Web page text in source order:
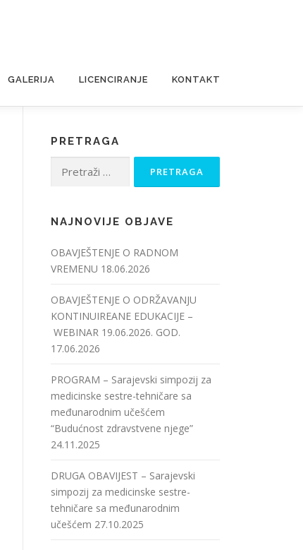
GALERIJA LICENCIRANJE KONTAKT
PRETRAGA
NAJNOVIJE OBJAVE
OBAVJEŠTENJE O RADNOM
VREMENU 18.06.2026
OBAVJEŠTENJE O ODRŽAVANJU
KONTINUIREANE EDUKACIJE –
WEBINAR 19.06.2026. GOD.
17.06.2026
PROGRAM – Sarajevski simpozij za
medicinske sestre-tehničare sa
međunarodnim učešćem
“Budućnost zdravstvene njege”
24.11.2025
DRUGA OBAVIJEST – Sarajevski
simpozij za medicinske sestre-
tehničare sa međunarodnim
učešćem 27.10.2025